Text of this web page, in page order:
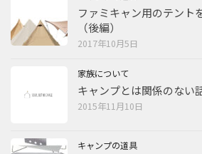
ファミキャン用のテント
（後編）
2017年10月5日
家族について
キャンプとは関係のない
2015年11月10日
キャンプの道具